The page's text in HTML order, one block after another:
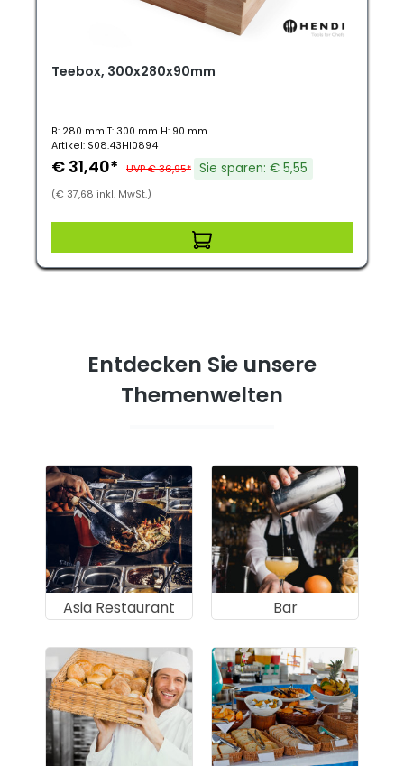
Teebox, 300x280x90mm
B: 280 mm T: 300 mm H: 90 mm
Artikel: S08.43HI0894
€ 31,40* UVP € 36,95* Sie sparen: € 5,55
(€ 37,68 inkl. MwSt.)
Entdecken Sie unsere
Themenwelten
Asia Restaurant Bar